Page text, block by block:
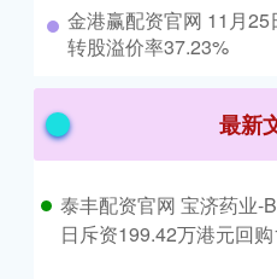
金港赢配资官网 11月25
转股溢价率37.23%
最新
泰丰配资官网 宝济药业-
日斥资199.42万港元回